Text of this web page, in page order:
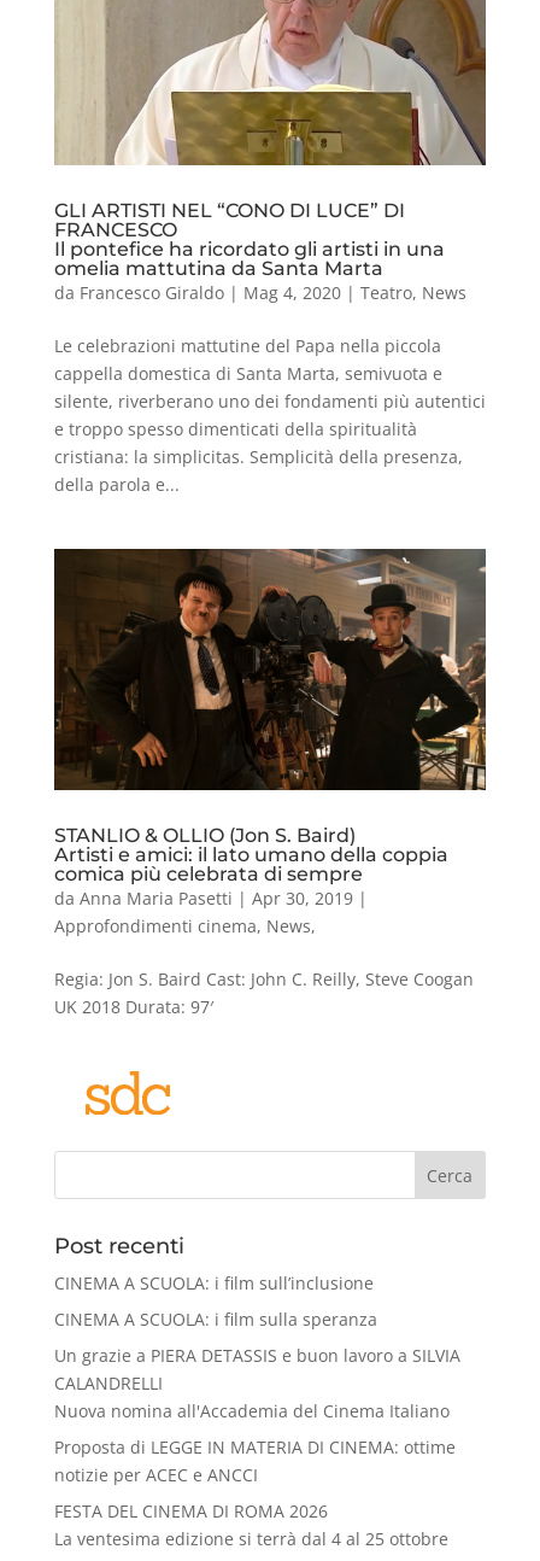
GLI ARTISTI NEL “CONO DI LUCE” DI
FRANCESCO
Il pontefice ha ricordato gli artisti in una
omelia mattutina da Santa Marta
da Francesco Giraldo| Mag 4, 2020| Teatro, News
Le celebrazioni mattutine del Papa nella piccola
cappella domestica di Santa Marta, semivuota e
silente, riverberano uno dei fondamenti più autentici
e troppo spesso dimenticati della spiritualità
cristiana: la simplicitas. Semplicità della presenza,
della parola e...
STANLIO & OLLIO (Jon S. Baird)
Artisti e amici: il lato umano della coppia
comica più celebrata di sempre
da Anna Maria Pasetti | Apr 30, 2019|
Approfondimenti cinema, News,
Regia: Jon S. Baird Cast: John C. Reilly, Steve Coogan
UK 2018 Durata: 97′
Cerca
Post recenti
CINEMA A SCUOLA: i film sull’inclusione
CINEMA A SCUOLA: i film sulla speranza
Un grazie a PIERA DETASSIS e buon lavoro a SILVIA
CALANDRELLI
Nuova nomina all'Accademia del Cinema Italiano
Proposta di LEGGE IN MATERIA DI CINEMA: ottime
notizie per ACEC e ANCCI
FESTA DEL CINEMA DI ROMA 2026
La ventesima edizione si terrà dal 4 al 25 ottobre